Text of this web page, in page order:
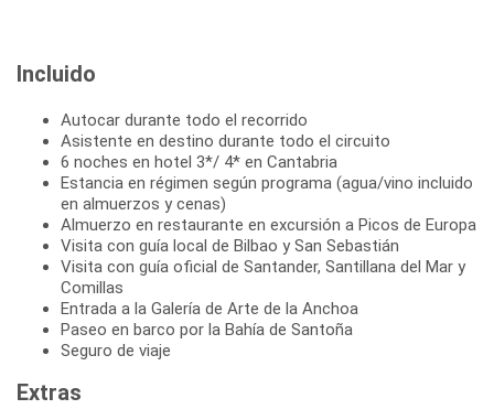
Incluido
Autocar durante todo el recorrido
Asistente en destino durante todo el circuito
6 noches en hotel 3*/ 4* en Cantabria
Estancia en régimen según programa (agua/vino incluido
en almuerzos y cenas)
Almuerzo en restaurante en excursión a Picos de Europa
Visita con guía local de Bilbao y San Sebastián
Visita con guía oficial de Santander, Santillana del Mar y
Comillas
Entrada a la Galería de Arte de la Anchoa
Paseo en barco por la Bahía de Santoña
Seguro de viaje
Extras